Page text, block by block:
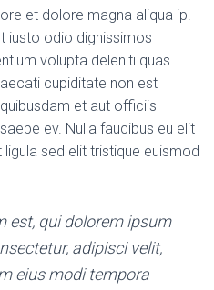
A
et dolore magna aliqua ip.
iusto odio dignissimos
volupta deleniti quas
cupiditate non est
et aut officiis
ev. Nulla faucibus eu elit
sed elit tristique euismod
est, qui dolorem ipsum
adipisci velit,
eius modi tempora